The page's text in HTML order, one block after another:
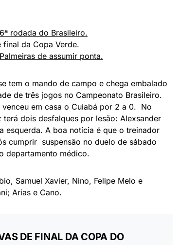
rodada do Brasileiro.
final da Copa Verde.
de assumir ponta.
tem o mando de campo e chega embalado
de três jogos no Campeonato Brasileiro.
em casa o Cuiabá por 2 a 0. No
dois desfalques por lesão: Alexsander
esquerda. A boa notícia é que o treinador
cumprir suspensão no duelo de sábado
departamento médico.
Samuel Xavier, Nino, Felipe Melo e
Arias e Cano.
DE FINAL DA COPA DO